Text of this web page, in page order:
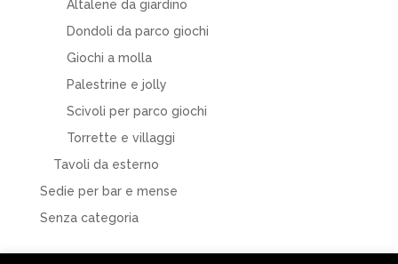
Altalene da giardino
Dondoli da parco giochi
Giochi a molla
Palestrine e jolly
Scivoli per parco giochi
Torrette e villaggi
Tavoli da esterno
Sedie per bar e mense
Senza categoria